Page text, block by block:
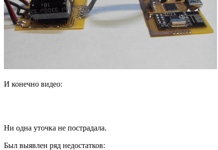
И конечно видео:
Ни одна уточка не пострадала.
Был выявлен ряд недостатков: